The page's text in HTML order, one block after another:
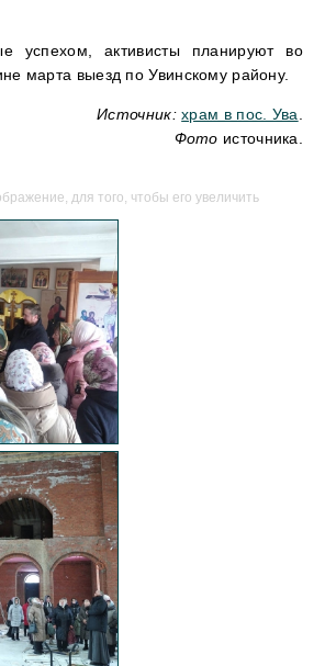
успехом, активисты планируют во
марта выезд по Увинскому району.
Источник: храм в пос. Ува
Фото источника.